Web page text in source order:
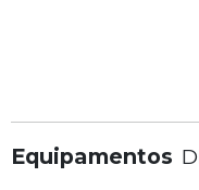
Equipamentos